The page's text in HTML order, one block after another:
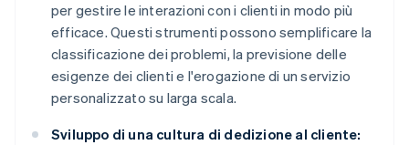
per gestire le interazioni con i clienti in modo più
efficace. Questi strumenti possono semplificare la
classificazione dei problemi, la previsione delle
esigenze dei clienti e l'erogazione di un servizio
personalizzato su larga scala.
Sviluppo di una cultura di dedizione al cliente: